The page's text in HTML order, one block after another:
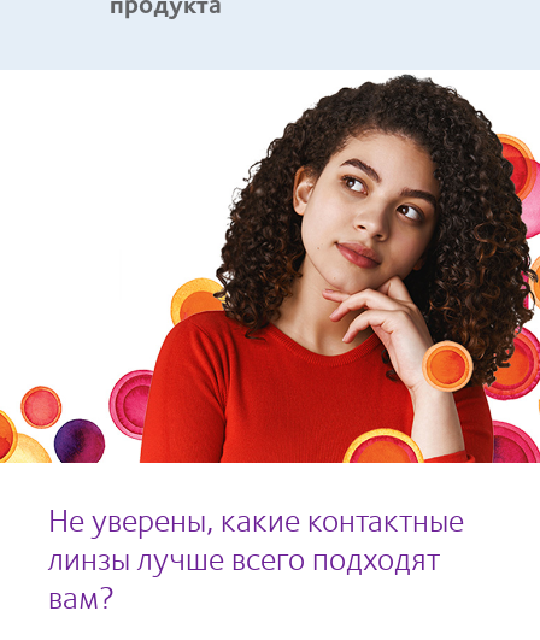
Не уверены, какие контактные
линзы лучше всего подходят
вам?